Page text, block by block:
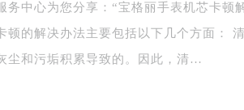
耀天地写字楼1号楼18层1803室（需提前
城金融城写字楼1号楼16层1604室（需
置地商务中心东塔写字楼（华润万象城
务中心为您分享：“宝格丽手表机芯卡顿
顿的解决办法主要包括以下几个方面：
尘和污垢积累导致的。因此，清…